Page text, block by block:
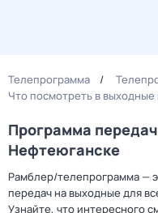
Телепрограмма
Что посмотреть в
Программа
Нефтеюганске
Рамблер/телепрограмма —
передач на выходные для
Узнайте, что интересного